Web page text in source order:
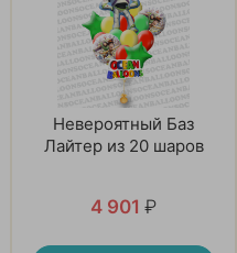
Невероятный Баз
Лайтер из 20 шаров
4 901 ₽